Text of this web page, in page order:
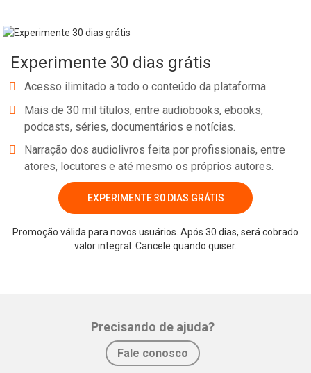
Experimente 30 dias grátis
Acesso ilimitado a todo o conteúdo da plataforma.
Mais de 30 mil títulos, entre audiobooks, ebooks,
podcasts, séries, documentários e notícias.
Narração dos audiolivros feita por profissionais, entre
atores, locutores e até mesmo os próprios autores.
EXPERIMENTE 30 DIAS GRÁTIS
Promoção válida para novos usuários. Após 30 dias, será cobrado
valor integral. Cancele quando quiser.
Precisando de ajuda?
Fale conosco